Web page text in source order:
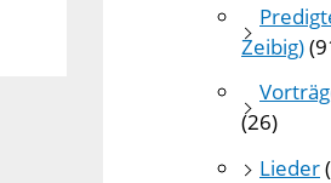
Zeibig)
(26)
Lieder